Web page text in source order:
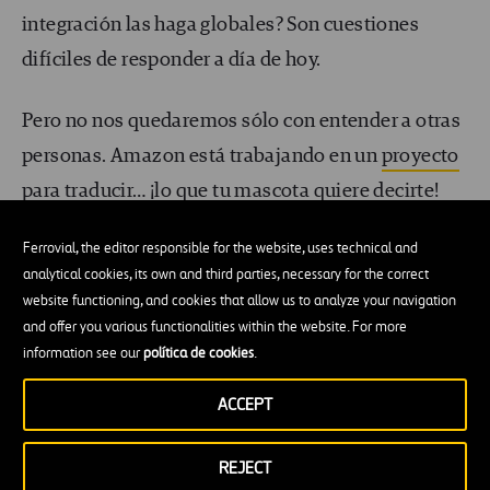
Ferrovial, the editor responsible for the website, uses technical and
analytical cookies, its own and third parties, necessary for the correct
website functioning, and cookies that allow us to analyze your navigation
and offer you various functionalities within the website. For more
information see ourpolítica de cookies.
REJECT
ACCEPT
integración las haga globales? Son cuestiones
difíciles de responder a día de hoy.
Pero no nos quedaremos sólo con entender a otras
personas. Amazon está trabajando en unproyecto
para traducir… ¡lo que tu mascota quiere decirte!
via GIPHY
Por no hablar de la gran implementación de los
emojis, una especie de esperanto de nuestra
época.A día de hoy podemos transmitir